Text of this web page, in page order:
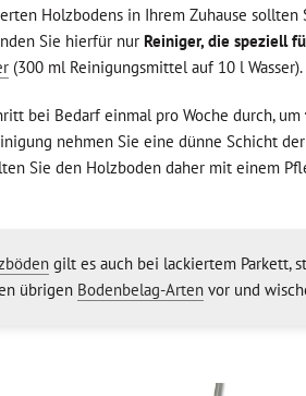
Holzbodens in Ihrem Zuhause
Sie hierfür nur Reiniger, die speziell
(300 ml Reinigungsmittel auf 10 l Wasser).
bei Bedarf einmal pro Woche durch, um
nehmen Sie eine dünne Schicht
Sie den Holzboden daher mit einem
gilt es auch bei lackiertem Parkett,
übrigen Bodenbelag-Arten vor und